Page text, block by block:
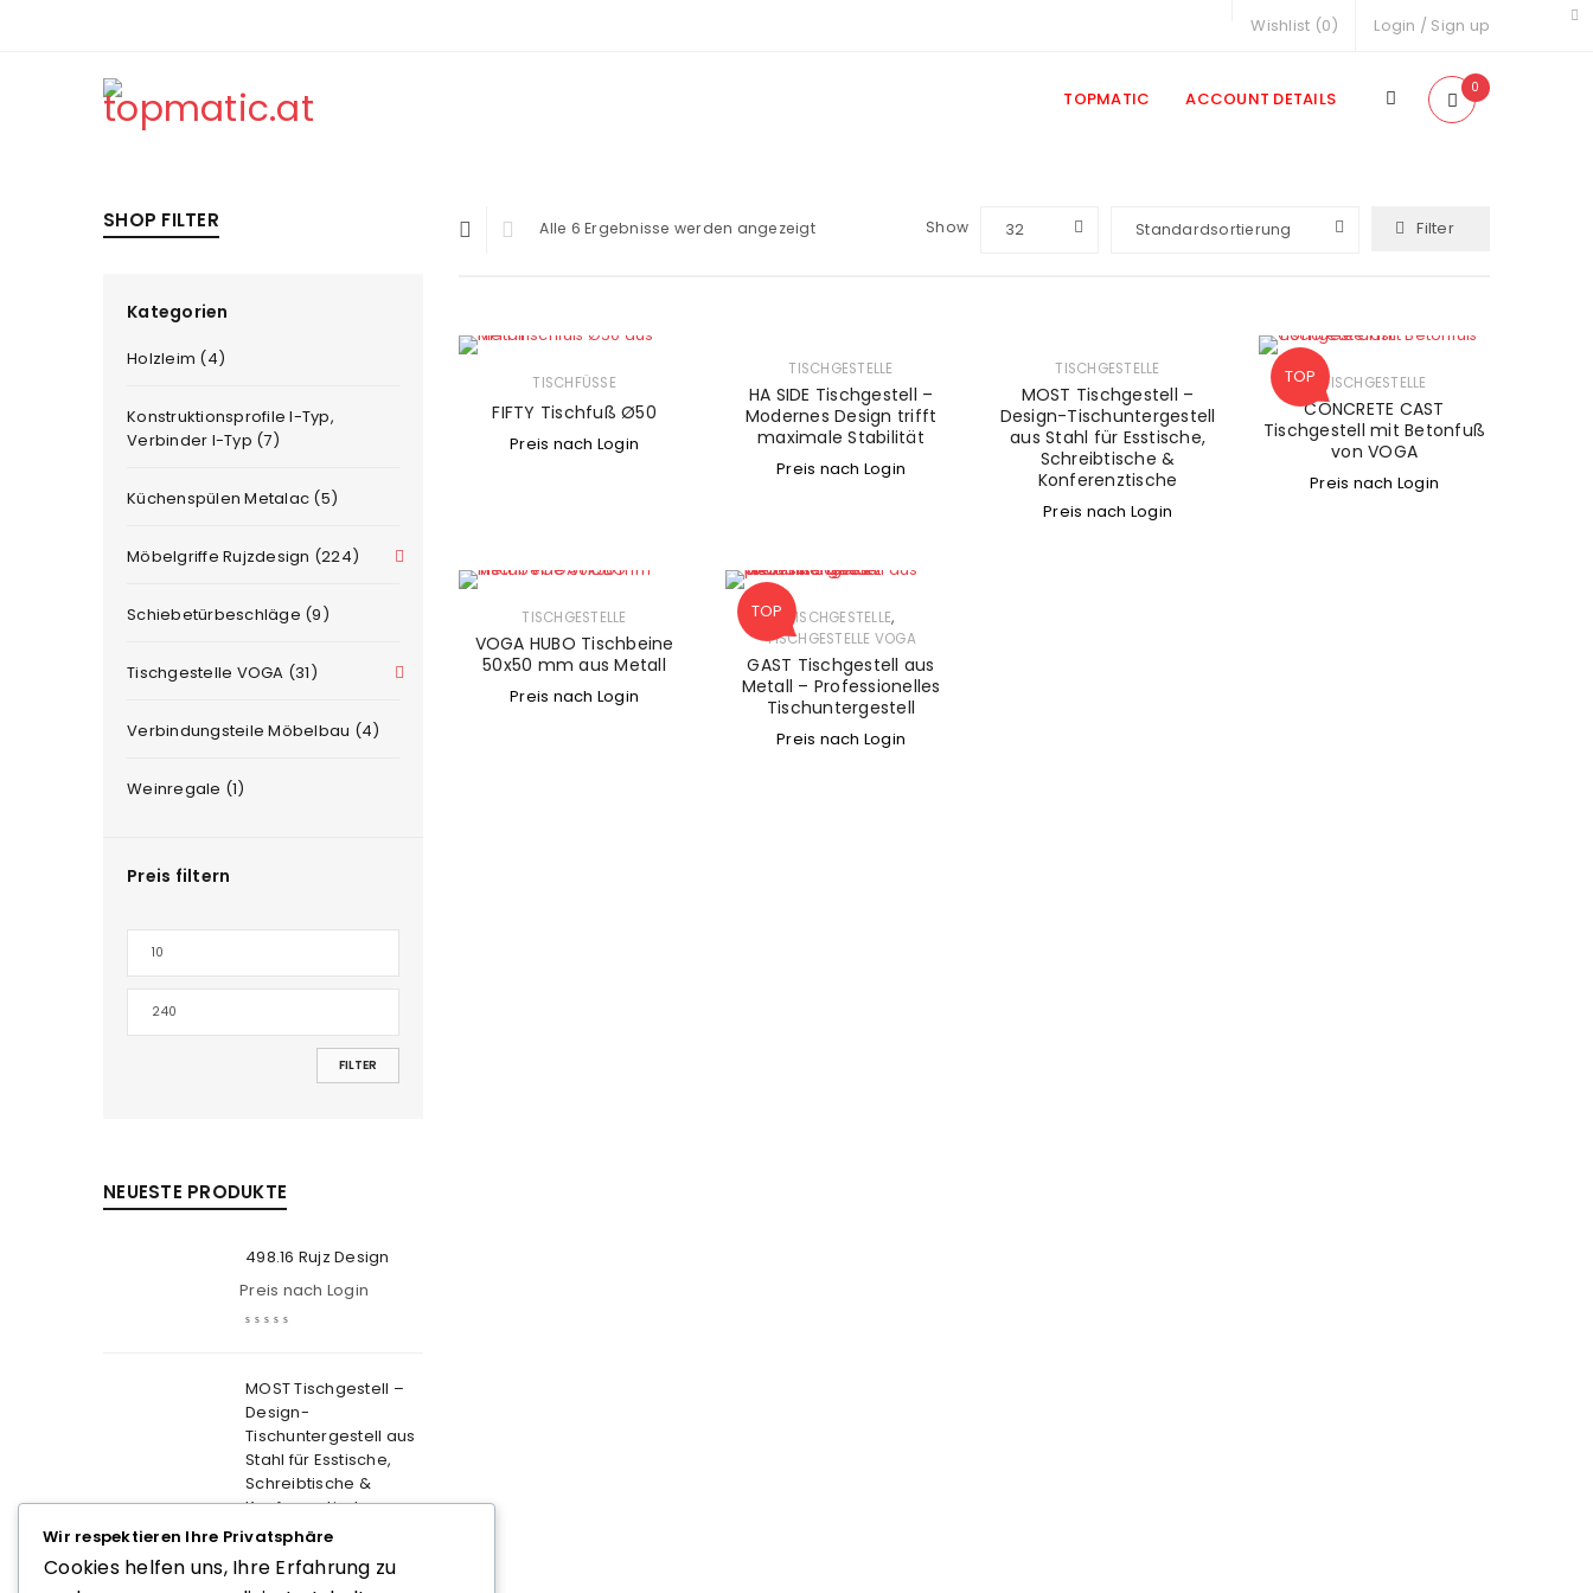
Login / Sign up
Wishlist (0)
TOPMATIC ACCOUNT DETAILS
0
SHOP FILTER
Kategorien
Holzleim (4)
Konstruktionsprofile I-Typ,
Verbinder I-Typ (7)
Küchenspülen Metalac (5)
Möbelgriffe Rujzdesign (224)
Schiebetürbeschläge (9)
Tischgestelle VOGA (31)
Verbindungsteile Möbelbau (4)
Weinregale (1)
Preis filtern
FILTER
NEUESTE PRODUKTE
498.16 Rujz Design
Preis nach Login
MOST Tischgestell –
Design-
Tischuntergestell aus
Stahl für Esstische,
Schreibtische &
Konferenztische
Preis nach Login
Alle 6 Ergebnisse werden angezeigt Filter
Standardsortierung
Show 32
TISCHFÜSSE
FIFTY Tischfuß Ø50
Preis nach Login
TISCHGESTELLE
HA SIDE Tischgestell –
Modernes Design trifft
maximale Stabilität
Preis nach Login
TISCHGESTELLE
MOST Tischgestell –
Design-Tischuntergestell
aus Stahl für Esstische,
Schreibtische &
Konferenztische
Preis nach Login
TOP TISCHGESTELLE
CONCRETE CAST
Tischgestell mit Betonfuß
von VOGA
Preis nach Login
TISCHGESTELLE
VOGA HUBO Tischbeine
50x50 mm aus Metall
Preis nach Login
TOP TISCHGESTELLE,
TISCHGESTELLE VOGA
GAST Tischgestell aus
Metall – Professionelles
Tischuntergestell
Preis nach Login
Wir respektieren Ihre Privatsphäre
Cookies helfen uns, Ihre Erfahrung zu